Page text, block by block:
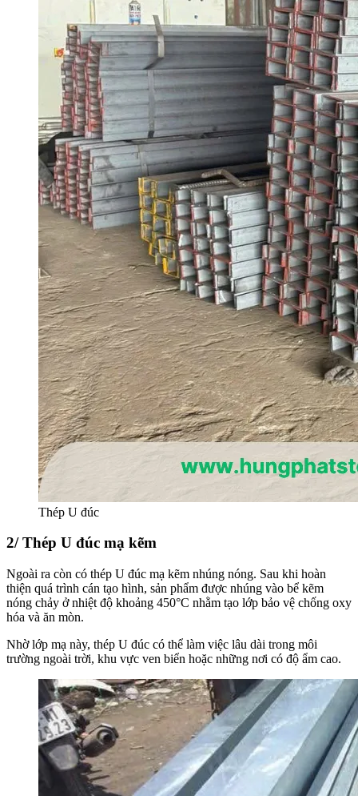
Thép U đúc
2/ Thép U đúc mạ kẽm
Ngoài ra còn có thép U đúc mạ kẽm nhúng nóng. Sau khi hoàn
thiện quá trình cán tạo hình, sản phẩm được nhúng vào bể kẽm
nóng chảy ở nhiệt độ khoảng 450°C nhằm tạo lớp bảo vệ chống oxy
hóa và ăn mòn.
Nhờ lớp mạ này, thép U đúc có thể làm việc lâu dài trong môi
trường ngoài trời, khu vực ven biển hoặc những nơi có độ ẩm cao.